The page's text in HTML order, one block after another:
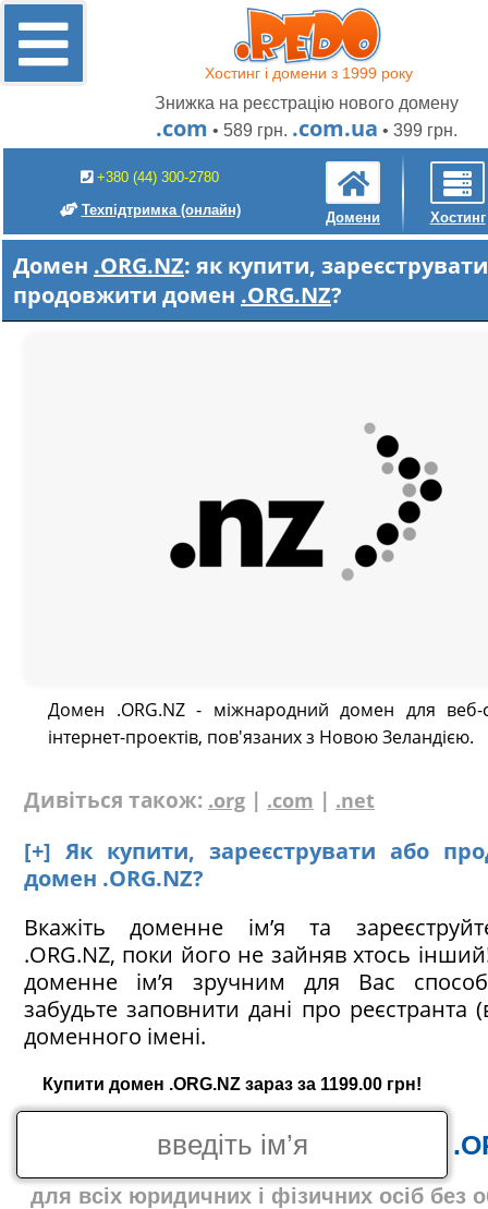
Хостинг і домени з 1999 року
Знижка на реєстрацію нового домену
.com • 589 грн. .com.ua • 399 грн.
+380 (44) 300-2780
Техпідтримка (онлайн) Домени Хостинг
Домен .ORG.NZ: як купити,
продовжити домен .ORG.NZ?
Домен .ORG.NZ - міжнародний домен для веб-
інтернет-проектів, пов'язаних з Новою Зеландією.
Дивіться також: .org | .com | .net
[+] Як купити, зареєструвати або
домен .ORG.NZ?
Вкажіть доменне ім’я та
.ORG.NZ, поки його не зайняв хтось
доменне ім’я зручним для Вас
забудьте заповнити дані про реєстранта
доменного імені.
Купити домен .ORG.NZ зараз за 1199.00 грн!
для всіх юридичних і фізичних осіб без